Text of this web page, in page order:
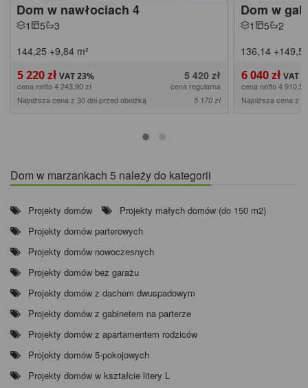
Dom w nawłociach 4
1 5
3
144,25 +9,84 m²
5 220 zł 5 420 zł
cena netto 4 243,90 zł
cena regularna
Najniższa cena z 30 dni przed obniżką
5 170 zł
Dom w
1 5
2
136,14
6 040 zł
cena netto 4 910,57
Najniższa cena z
Dom w marzankach 5 należy do kategorii
Projekty domów
Projekty małych domów (do 150 m2)
Projekty domów parterowych
Projekty domów nowoczesnych
Projekty domów bez garażu
Projekty domów z dachem dwuspadowym
Projekty domów z gabinetem na parterze
Projekty domów z apartamentem rodziców
Projekty domów 5-pokojowych
Projekty domów w kształcie litery L